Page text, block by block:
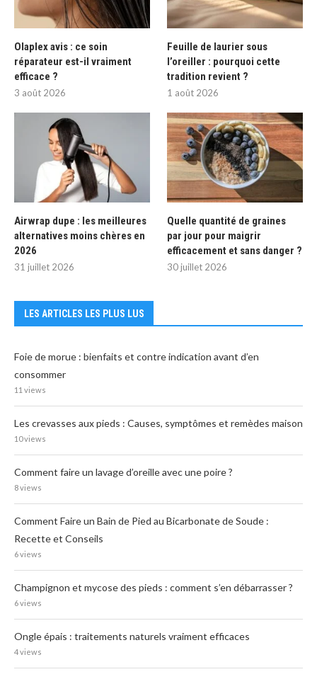
Olaplex avis : ce soin
réparateur est-il vraiment
efficace ?
3 août 2026
Feuille de laurier sous
l’oreiller : pourquoi cette
tradition revient ?
1 août 2026
Airwrap dupe : les meilleures
alternatives moins chères en
2026
31 juillet 2026
Quelle quantité de graines
par jour pour maigrir
efficacement et sans danger ?
30 juillet 2026
LES ARTICLES LES PLUS LUS
Foie de morue : bienfaits et contre indication avant d’en
consommer
11 views
Les crevasses aux pieds : Causes, symptômes et remèdes maison
10 views
Comment faire un lavage d’oreille avec une poire ?
8 views
Comment Faire un Bain de Pied au Bicarbonate de Soude :
Recette et Conseils
6 views
Champignon et mycose des pieds : comment s’en débarrasser ?
6 views
Ongle épais : traitements naturels vraiment efficaces
4 views